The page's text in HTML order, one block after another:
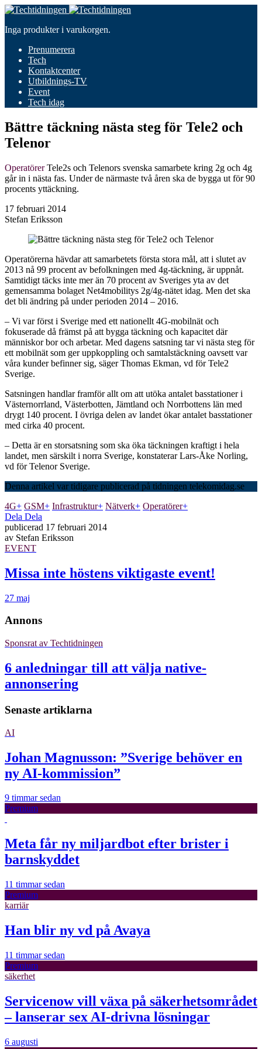
Inga produkter i varukorgen.
Prenumerera
Tech
Kontaktcenter
Utbildnings-TV
Event
Tech idag
Bättre täckning nästa steg för Tele2 och
Telenor
OperatörerTele2s och Telenors svenska samarbete kring 2g och 4g
går in i nästa fas. Under de närmaste två åren ska de bygga ut för 90
procents yttäckning.
17 februari 2014
Stefan Eriksson
Operatörerna hävdar att samarbetets första stora mål, att i slutet av
2013 nå 99 procent av befolkningen med 4g-täckning, är uppnåt.
Samtidigt täcks inte mer än 70 procent av Sveriges yta av det
gemensamma bolaget Net4mobilitys 2g/4g-nätet idag. Men det ska
det bli ändring på under perioden 2014 – 2016.
– Vi var först i Sverige med ett nationellt 4G-mobilnät och
fokuserade då främst på att bygga täckning och kapacitet där
människor bor och arbetar. Med dagens satsning tar vi nästa steg för
ett mobilnät som ger uppkoppling och samtalstäckning oavsett var
våra kunder befinner sig, säger Thomas Ekman, vd för Tele2
Sverige.
Satsningen handlar framför allt om att utöka antalet basstationer i
Västernorrland, Västerbotten, Jämtland och Norrbottens län med
drygt 140 procent. I övriga delen av landet ökar antalet basstationer
med cirka 40 procent.
– Detta är en storsatsning som ska öka täckningen kraftigt i hela
landet, men särskilt i norra Sverige, konstaterar Lars-Åke Norling,
vd för Telenor Sverige.
Denna artikel var tidigare publicerad på tidningen telekomidag.se
4G+ GSM+ Infrastruktur+ Nätverk+ Operatörer+
Dela Dela
publicerad 17 februari 2014
av Stefan Eriksson
EVENT
Missa inte höstens viktigaste event!
27 maj
Annons
Sponsrat av Techtidningen
6 anledningar till att välja native-
annonsering
Senaste artiklarna
AI
Johan Magnusson: ”Sverige behöver en
ny AI-kommission”
9 timmar sedan
Premium
Meta får ny miljardbot efter brister i
barnskyddet
11 timmar sedan
Premium
karriär
Han blir ny vd på Avaya
11 timmar sedan
Premium
säkerhet
Servicenow vill växa på säkerhetsområdet
– lanserar sex AI-drivna lösningar
6 augusti